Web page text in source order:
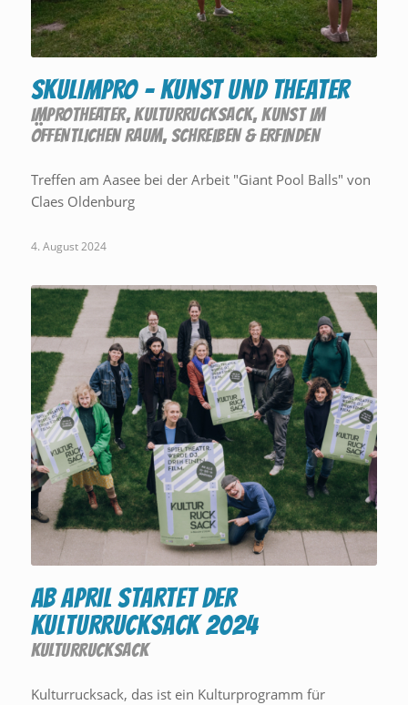
SKULIMPRO – Kunst und Theater
IMPROTHEATER,KULTURRUCKSACK,KUNST IM
ÖFFENTLICHEN RAUM, SCHREIBEN & ERFINDEN
Treffen am Aasee bei der Arbeit "Giant Pool Balls" von
Claes Oldenburg
4. August 2024
Ab April startet der
Kulturrucksack 2024
KULTURRUCKSACK
Kulturrucksack, das ist ein Kulturprogramm für